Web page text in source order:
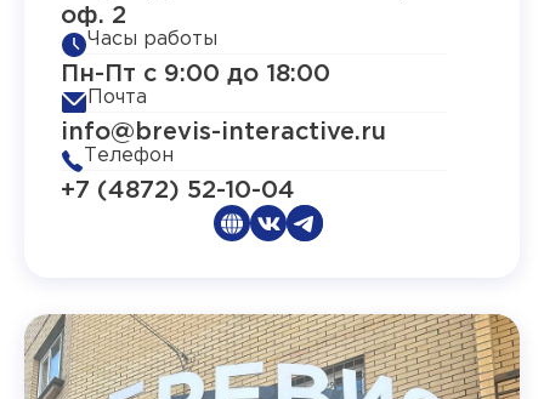
оф. 2
Часы работы
Пн-Пт с 9:00 до 18:00
Почта
info@brevis-interactive.ru
Телефон
+7 (4872) 52-10-04